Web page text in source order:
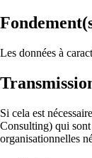
Les données à
Si cela est
Consulting) qui
organisationnelles